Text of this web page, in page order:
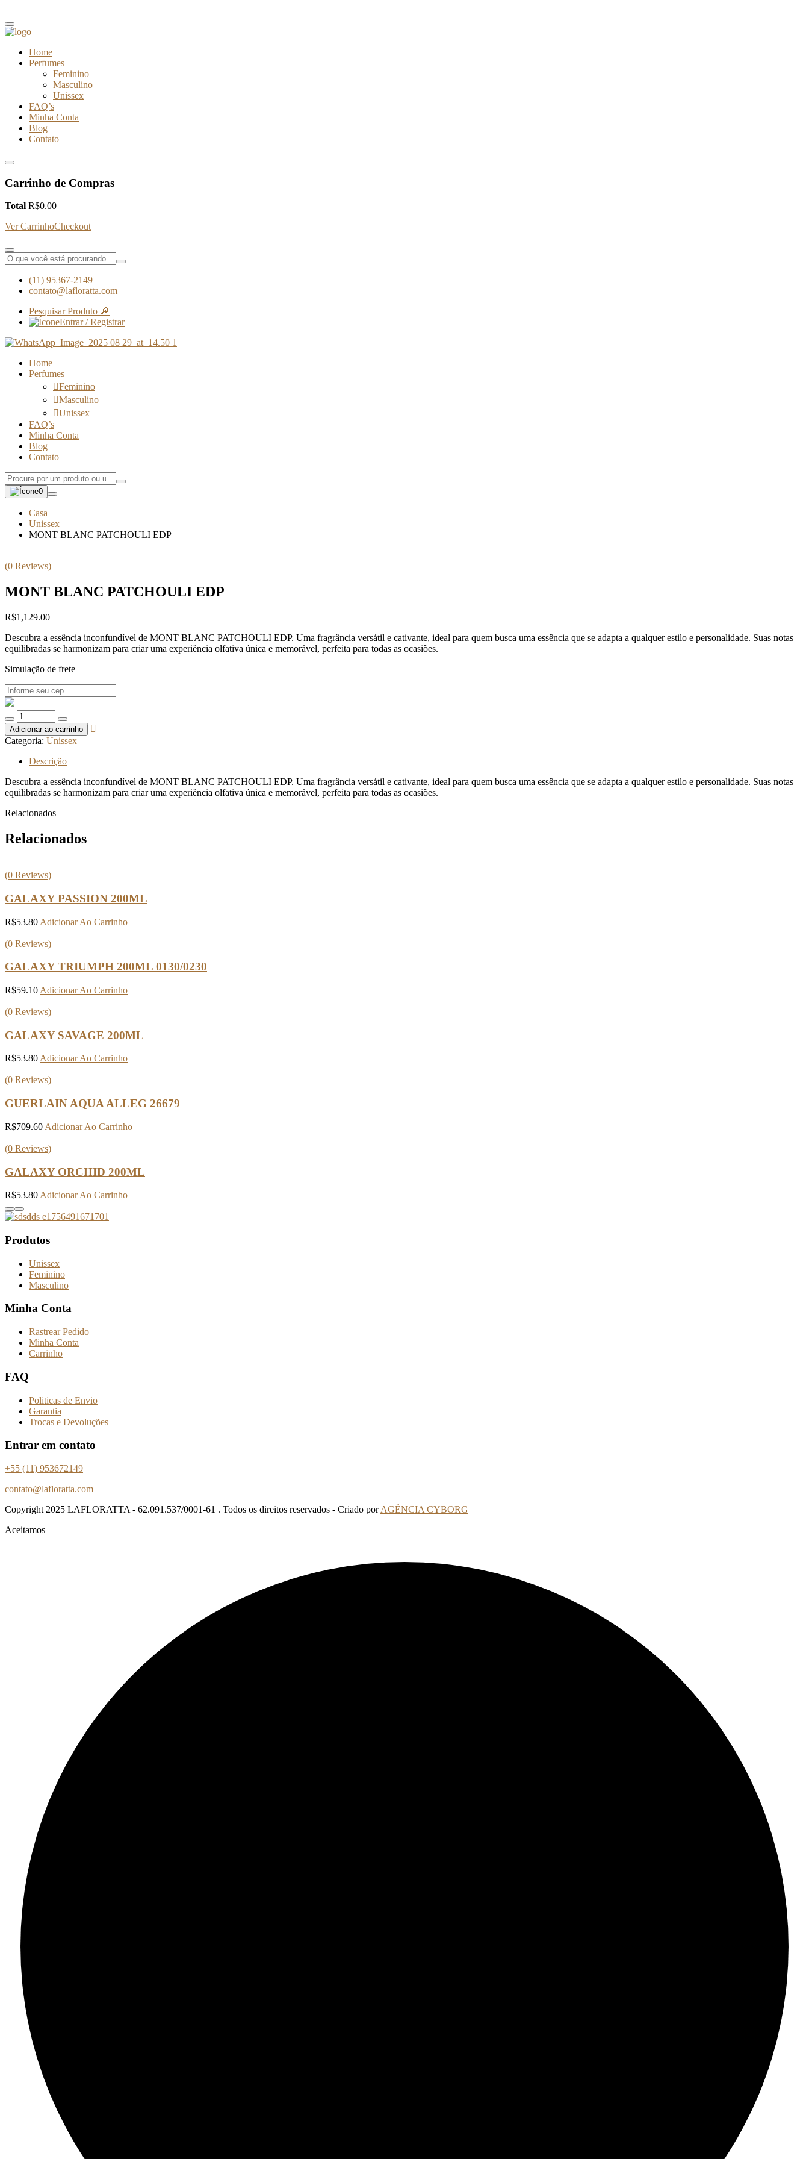
Home
Perfumes
Feminino
Masculino
Unissex
FAQ’s
Minha Conta
Blog
Contato
Carrinho de Compras
Total R$0.00
Ver CarrinhoCheckout
(11) 95367-2149
contato@lafloratta.com
Pesquisar Produto 🔎
Entrar / Registrar
Home
Perfumes
Feminino
Masculino
Unissex
FAQ’s
Minha Conta
Blog
Contato
0
Casa
Unissex
MONT BLANC PATCHOULI EDP
(0 Reviews)
MONT BLANC PATCHOULI EDP
R$1,129.00
Descubra a essência inconfundível de MONT BLANC PATCHOULI EDP. Uma fragrância versátil e cativante, ideal para quem busca uma essência que se adapta a qualquer estilo e personalidade. Suas notas
equilibradas se harmonizam para criar uma experiência olfativa única e memorável, perfeita para todas as ocasiões.
Simulação de frete
Quantidade
de
MONT
BLANC
PATCHOULI
Adicionar ao carrinho
Categoria: Unissex
Descrição
Descubra a essência inconfundível de MONT BLANC PATCHOULI EDP. Uma fragrância versátil e cativante, ideal para quem busca uma essência que se adapta a qualquer estilo e personalidade. Suas notas
equilibradas se harmonizam para criar uma experiência olfativa única e memorável, perfeita para todas as ocasiões.
Relacionados
Relacionados
(0 Reviews)
GALAXY PASSION 200ML
R$53.80 Adicionar Ao Carrinho
(0 Reviews)
GALAXY TRIUMPH 200ML 0130/0230
R$59.10 Adicionar Ao Carrinho
(0 Reviews)
GALAXY SAVAGE 200ML
R$53.80 Adicionar Ao Carrinho
(0 Reviews)
GUERLAIN AQUA ALLEG 26679
R$709.60 Adicionar Ao Carrinho
(0 Reviews)
GALAXY ORCHID 200ML
R$53.80 Adicionar Ao Carrinho
Produtos
Unissex
Feminino
Masculino
Minha Conta
Rastrear Pedido
Minha Conta
Carrinho
FAQ
Politicas de Envio
Garantia
Trocas e Devoluções
Entrar em contato
+55 (11) 953672149
contato@lafloratta.com
Copyright 2025 LAFLORATTA - 62.091.537/0001-61 . Todos os direitos reservados - Criado porAGÊNCIA CYBORG
Aceitamos